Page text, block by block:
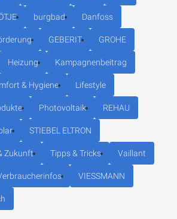
burgbad Danfoss
GEBERIT GROHE
Heizung Kampagnenbeitrag
& Hygiene Lifestyle
Photovoltaik REHAU
STIEBEL ELTRON
Zukunft Tipps & Tricks Vaillant
VIESSMANN